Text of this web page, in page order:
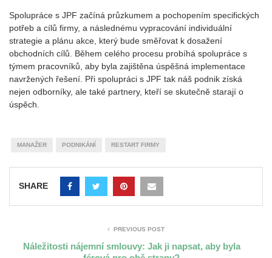
Spolupráce s JPF začíná průzkumem a pochopením specifických
potřeb a cílů firmy, a následnému vypracování individuální
strategie a plánu akce, který bude směřovat k dosažení
obchodních cílů. Během celého procesu probíhá spolupráce s
týmem pracovníků, aby byla zajištěna úspěšná implementace
navržených řešení. Při spolupráci s JPF tak náš podnik získá
nejen odborníky, ale také partnery, kteří se skutečně starají o
úspěch.
MANAŽER PODNIKÁNÍ RESTART FIRMY
SHARE
PREVIOUS POST
Náležitosti nájemní smlouvy: Jak ji napsat, aby byla